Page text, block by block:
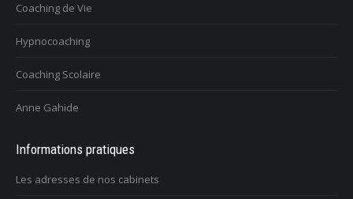
Coaching de Vie
Hypnocoaching
Coaching Scolaire
Anne Gahide
Informations pratiques
Les adresses de nos cabinets